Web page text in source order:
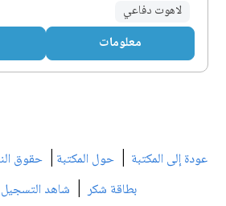
لاهوت دفاعي
معلومات
عودة إلى المكتبة | حول المكتبة | حقوق
بطاقة شكر| شاهد